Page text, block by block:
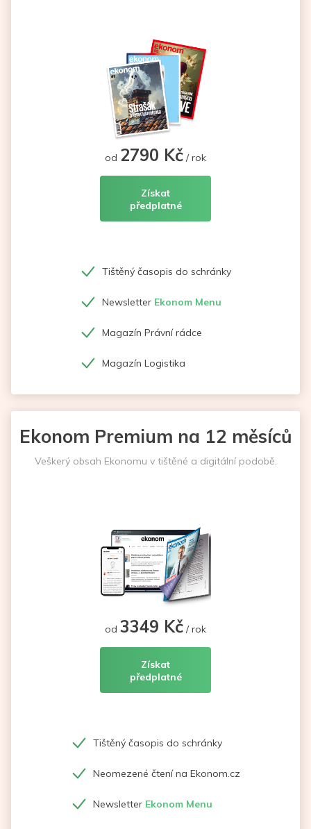
od 2790 Kč / rok
Získat
předplatné
Tištěný časopis do schránky
Newsletter Ekonom Menu
Magazín Právní rádce
Magazín Logistika
Ekonom Premium na 12 měsíců
Veškerý obsah Ekonomu v tištěné a digitální podobě.
od 3349 Kč / rok
Získat
předplatné
Tištěný časopis do schránky
Neomezené čtení na Ekonom.cz
Newsletter Ekonom Menu